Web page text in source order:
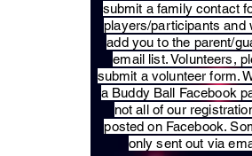
submit a family contact
players/participants and
add you to the parent/
email list. Volunteers,
submit a volunteer form.
a Buddy Ball Facebook
not all of our
posted on Facebook.
only sent out via